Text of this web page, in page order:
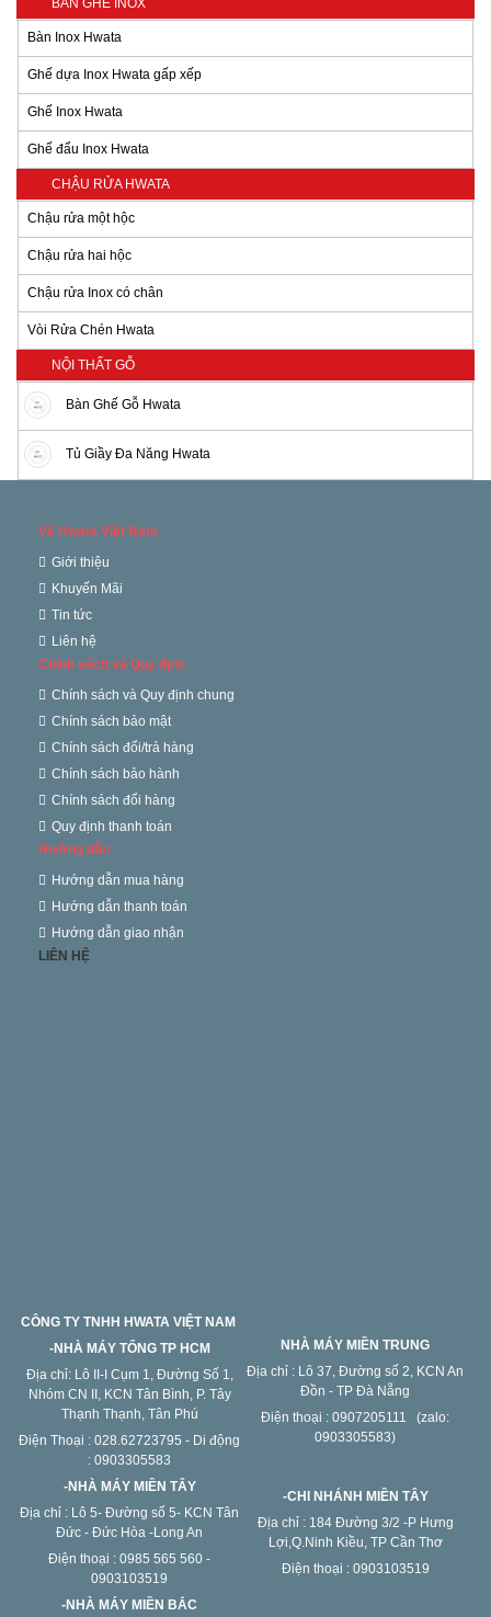
BÀN GHẾ INOX
Bàn Inox Hwata
Ghế dựa Inox Hwata gấp xếp
Ghế Inox Hwata
Ghế đẩu Inox Hwata
CHẬU RỬA HWATA
Chậu rửa một hộc
Chậu rửa hai hộc
Chậu rửa Inox có chân
Vòi Rửa Chén Hwata
NỘI THẤT GỖ
Bàn Ghế Gỗ Hwata
Tủ Giầy Đa Năng Hwata
Về Hwata Việt Nam
Giới thiệu
Khuyến Mãi
Tin tức
Liên hệ
Chính sách và Quy định
Chính sách và Quy định chung
Chính sách bảo mật
Chính sách đổi/trả hàng
Chính sách bảo hành
Chính sách đổi hàng
Quy định thanh toán
Hướng dẫn
Hướng dẫn mua hàng
Hướng dẫn thanh toán
Hướng dẫn giao nhận
LIÊN HỆ
CÔNG TY TNHH HWATA VIỆT NAM
-NHÀ MÁY TỔNG TP HCM
Địa chỉ: Lô II-I Cụm 1, Đường Số 1,
Nhóm CN II, KCN Tân Bình, P. Tây
Thạnh Thạnh, Tân Phú
Điện Thoại : 028.62723795 - Di động
: 0903305583
NHÀ MÁY MIỀN TRUNG
Địa chỉ : Lô 37, Đường số 2, KCN An
Đồn - TP Đà Nẵng
Điện thoại : 0907205111 (zalo:
0903305583)
-NHÀ MÁY MIỀN TÂY
Địa chỉ : Lô 5- Đường số 5- KCN Tân
Đức - Đức Hòa -Long An
Điện thoại : 0985 565 560 -
0903103519
-CHI NHÁNH MIỀN TÂY
Địa chỉ : 184 Đường 3/2 -P Hưng
Lợi,Q.Ninh Kiều, TP Cần Thơ
Điện thoại : 0903103519
-NHÀ MÁY MIỀN BẮC